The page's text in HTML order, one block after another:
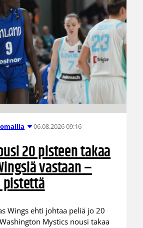
06.08.2026 09:16
20 pisteen takaa
vastaan –
Wings ehti johtaa peliä jo 20
Mystics nousi takaa